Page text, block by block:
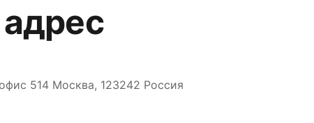
514 Москва, 123242 Россия